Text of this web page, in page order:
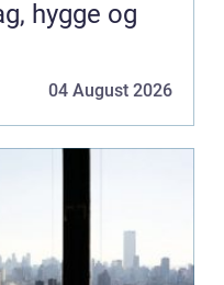
04 August 2026